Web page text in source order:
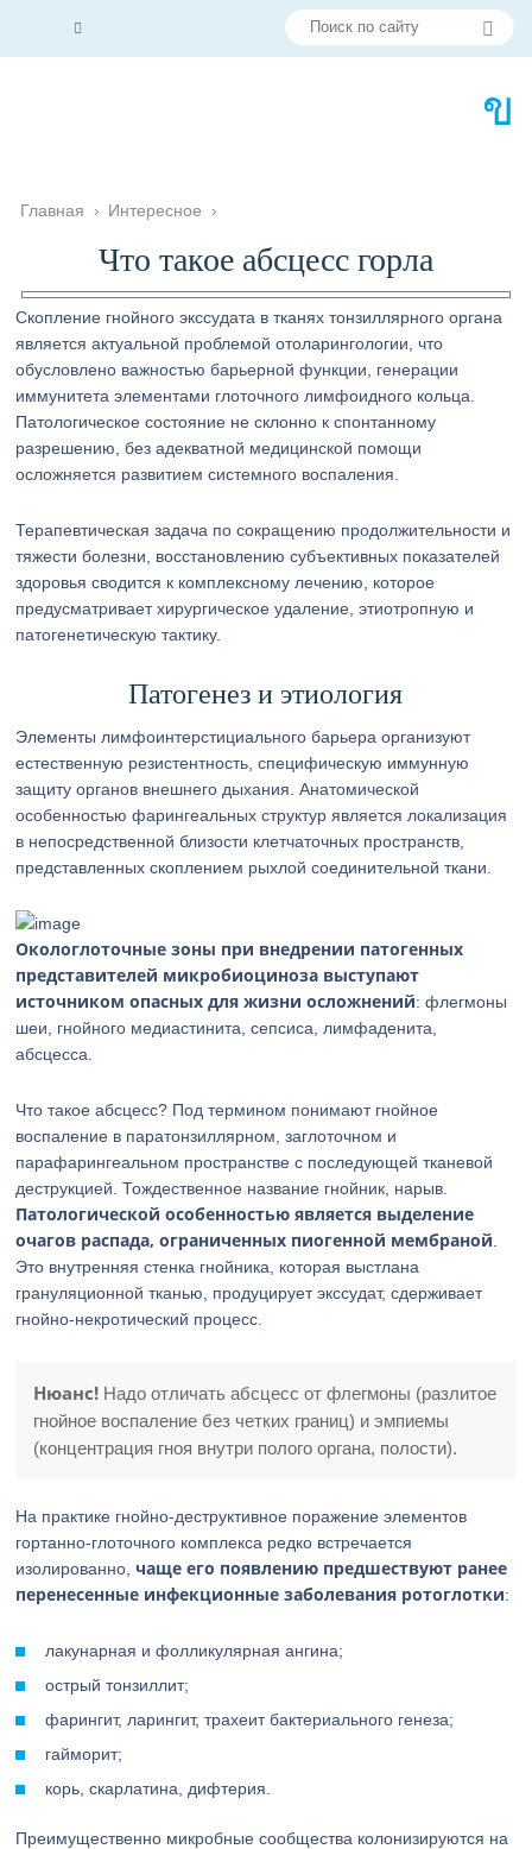
Главная › Интересное ›
Что такое абсцесс горла
Скопление гнойного экссудата в тканях тонзиллярного органа
является актуальной проблемой отоларингологии, что
обусловлено важностью барьерной функции, генерации
иммунитета элементами глоточного лимфоидного кольца.
Патологическое состояние не склонно к спонтанному
разрешению, без адекватной медицинской помощи
осложняется развитием системного воспаления.
Терапевтическая задача по сокращению продолжительности и
тяжести болезни, восстановлению субъективных показателей
здоровья сводится к комплексному лечению, которое
предусматривает хирургическое удаление, этиотропную и
патогенетическую тактику.
Патогенез и этиология
Элементы лимфоинтерстициального барьера организуют
естественную резистентность, специфическую иммунную
защиту органов внешнего дыхания. Анатомической
особенностью фарингеальных структур является локализация
в непосредственной близости клетчаточных пространств,
представленных скоплением рыхлой соединительной ткани.
Окологлоточные зоны при внедрении патогенных
представителей микробиоциноза выступают
источником опасных для жизни осложнений: флегмоны
шеи, гнойного медиастинита, сепсиса, лимфаденита,
абсцесса.
Что такое абсцесс? Под термином понимают гнойное
воспаление в паратонзиллярном, заглоточном и
парафарингеальном пространстве с последующей тканевой
деструкцией. Тождественное название гнойник, нарыв.
Патологической особенностью является выделение
очагов распада, ограниченных пиогенной мембраной
Это внутренняя стенка гнойника, которая выстлана
грануляционной тканью, продуцирует экссудат, сдерживает
гнойно-некротический процесс.
Нюанс! Надо отличать абсцесс от флегмоны (разлитое
гнойное воспаление без четких границ) и эмпиемы
(концентрация гноя внутри полого органа, полости).
На практике гнойно-деструктивное поражение элементов
гортанно-глоточного комплекса редко встречается
изолированно,чаще его появлению предшествуют ранее
перенесенные инфекционные заболевания ротоглотки:
лакунарная и фолликулярная ангина;
острый тонзиллит;
фарингит, ларингит, трахеит бактериального генеза;
гайморит;
корь, скарлатина, дифтерия.
Преимущественно микробные сообщества колонизируются на